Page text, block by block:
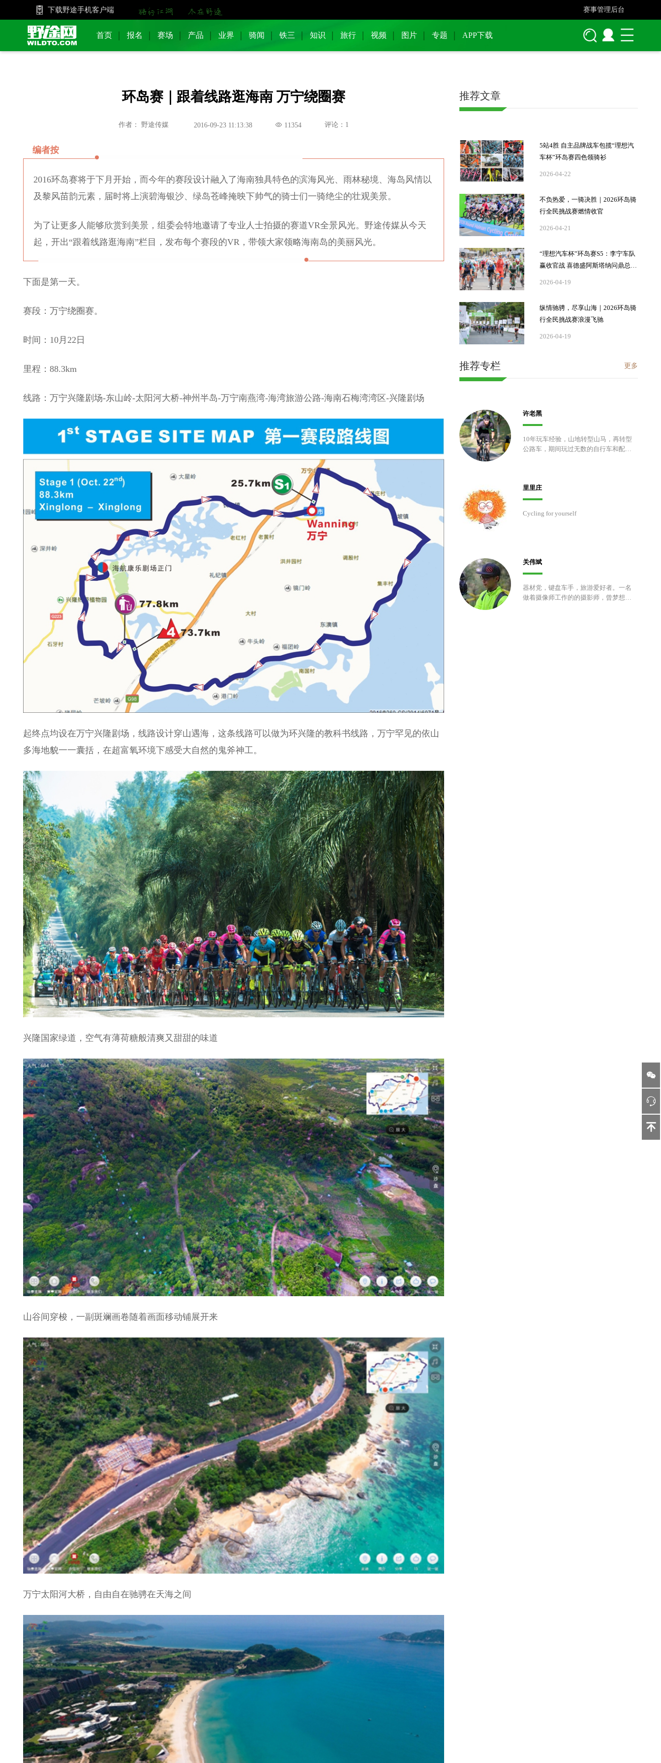
下载野途手机客户端 赛事管理后台
首页 报名 赛场 产品 业界 骑闻 铁三 知识 旅行 视频 图片 专题 APP下载
环岛赛｜跟着线路逛海南 万宁绕圈赛
作者： 野途传媒 2016-09-23 11:13:38 11354 评论：1
编者按
2016环岛赛将于下月开始，而今年的赛段设计融入了海南独具特色的滨海风光、雨林秘境、海岛风情以
及黎风苗韵元素，届时将上演碧海银沙、绿岛苍峰掩映下帅气的骑士们一骑绝尘的壮观美景。
为了让更多人能够欣赏到美景，组委会特地邀请了专业人士拍摄的赛道VR全景风光。野途传媒从今天
起，开出“跟着线路逛海南”栏目，发布每个赛段的VR，带领大家领略海南岛的美丽风光。
下面是第一天。
赛段：万宁绕圈赛。
时间：10月22日
里程：88.3km
线路：万宁兴隆剧场-东山岭-太阳河大桥-神州半岛-万宁南燕湾-海湾旅游公路-海南石梅湾湾区-兴隆剧场
起终点均设在万宁兴隆剧场，线路设计穿山遇海，这条线路可以做为环兴隆的教科书线路，万宁罕见的依山
多海地貌一一囊括，在超富氧环境下感受大自然的鬼斧神工。
兴隆国家绿道，空气有薄荷糖般清爽又甜甜的味道
山谷间穿梭，一副斑斓画卷随着画面移动铺展开来
万宁太阳河大桥，自由自在驰骋在天海之间
推荐文章
5站4胜 自主品牌战车包揽“理想汽
车杯”环岛赛四色领骑衫
2026-04-22
不负热爱，一骑决胜｜2026环岛骑
行全民挑战赛燃情收官
2026-04-21
“理想汽车杯”环岛赛S5：李宁车队
赢收官战 喜德盛阿斯塔纳问鼎总冠
2026-04-19
纵情驰骋，尽享山海｜2026环岛骑
行全民挑战赛浪漫飞驰
2026-04-19
推荐专栏 更多
许老黑
10年玩车经验，山地转型山马，再转型
公路车，期间玩过无数的自行车和配
里里庄
Cycling for yourself
关伟斌
器材党，键盘车手，旅游爱好者。一名
做着摄像师工作的的摄影师，曾梦想靠